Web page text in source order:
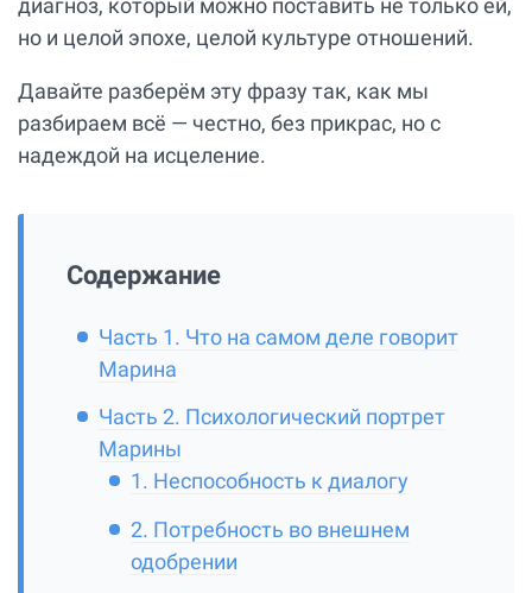
диагноз, который можно поставить не только ей,
но и целой эпохе, целой культуре отношений.
Давайте разберём эту фразу так, как мы
разбираем всё — честно, без прикрас, но с
надеждой на исцеление.
Содержание
Часть 1. Что на самом деле говорит
Марина
Часть 2. Психологический портрет
Марины
1. Неспособность к диалогу
2. Потребность во внешнем
одобрении